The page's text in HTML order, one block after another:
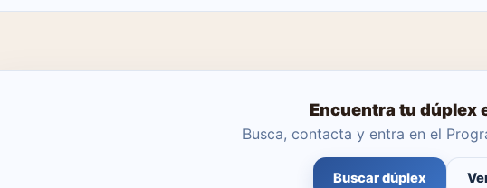
Encuentra tu dúplex
Busca, contacta y entra en el
Buscar dúplex